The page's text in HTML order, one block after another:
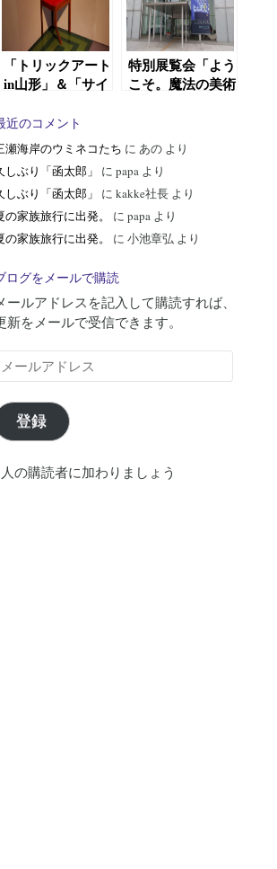
「トリックアート
in山形」＆「サイ
特別展覧会「よう
こそ。魔法の美術
近のコメント
瀬海岸のウミネコたち に あの より
しぶり「函太郎」
に papa より
しぶり「函太郎」
に kakke社長 より
の家族旅行に出発。
に papa より
の家族旅行に出発。
に 小池章弘 より
ログをメールで購読
ールアドレスを記入して購読すれば、
新をメールで受信できます。
メ
ル
登録
の購読者に加わりましょう